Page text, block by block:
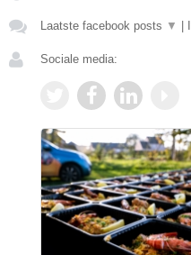
Laatste facebook posts ▼
Sociale media: